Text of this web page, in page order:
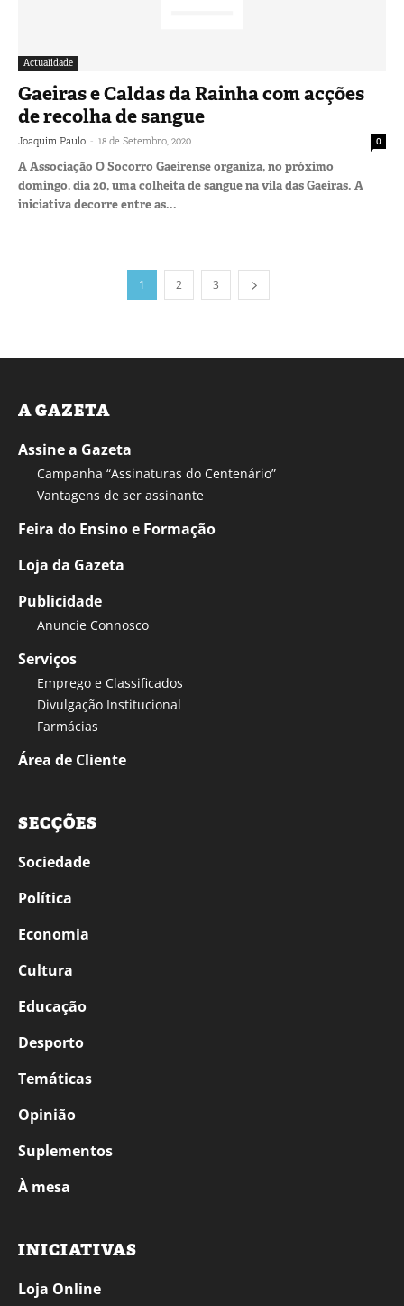
Actualidade
Gaeiras e Caldas da Rainha com acções
de recolha de sangue
Joaquim Paulo - 18 de Setembro, 2020 0
A Associação O Socorro Gaeirense organiza, no próximo
domingo, dia 20, uma colheita de sangue na vila das Gaeiras. A
iniciativa decorre entre as...
1 2 3
A GAZETA
Assine a Gazeta
Campanha “Assinaturas do Centenário”
Vantagens de ser assinante
Feira do Ensino e Formação
Loja da Gazeta
Publicidade
Anuncie Connosco
Serviços
Emprego e Classificados
Divulgação Institucional
Farmácias
Área de Cliente
SECÇÕES
Sociedade
Política
Economia
Cultura
Educação
Desporto
Temáticas
Opinião
Suplementos
À mesa
INICIATIVAS
Loja Online